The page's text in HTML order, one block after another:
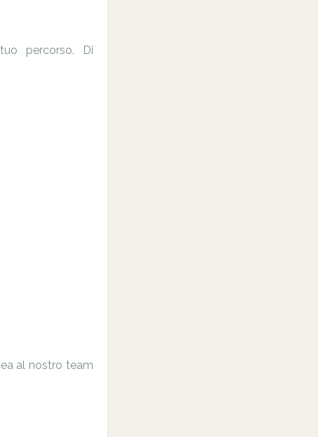
percorso. Di
al nostro team